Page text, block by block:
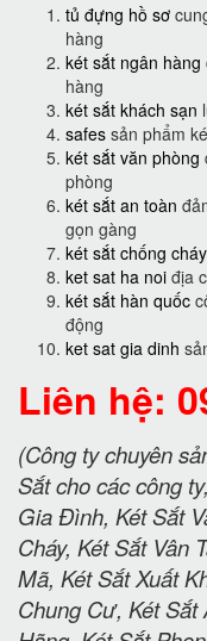
tủ đựng hồ sơ
hàng
két sắt ngân hàng
hàng
két sắt khách sạn
safes sản phẩm
két sắt văn phòng
phòng
két sắt an toàn
gọn gàng
két sắt chống cháy
ket sat ha noi địa
két sắt hàn quốc
động
ket sat gia dinh
Liên hệ:
(Công ty chuyên
Sắt cho các công
Gia Đình, Két Sắt
Cháy, Két Sắt Vân
Mã, Két Sắt Xuất
Chung Cư, Két Sắt